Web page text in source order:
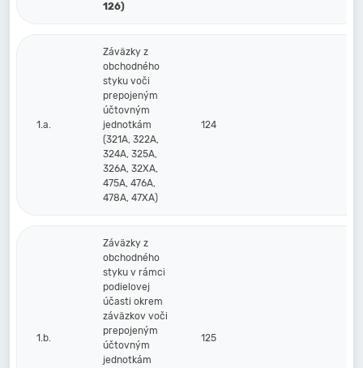
126)
1.a.
Záväzky z
obchodného
styku voči
prepojeným
účtovným
jednotkám
(321A, 322A,
324A, 325A,
326A, 32XA,
475A, 476A,
478A, 47XA)
124
1.b.
Záväzky z
obchodného
styku v rámci
podielovej
účasti okrem
záväzkov voči
prepojeným
účtovným
jednotkám
125